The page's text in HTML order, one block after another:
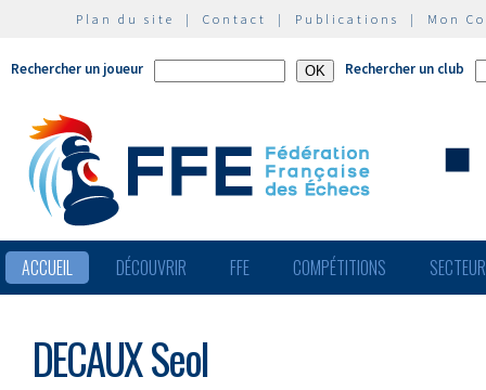
Plan du site | Contact | Publications | Mon
Rechercher un joueur Rechercher un club
ACCUEIL DÉCOUVRIR FFE COMPÉTITIONS
DECAUX Seol